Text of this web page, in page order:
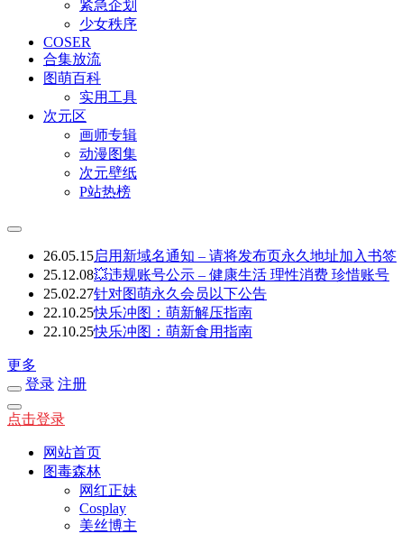
紧急企划
少女秩序
COSER
合集放流
图萌百科
实用工具
次元区
画师专辑
动漫图集
次元壁纸
P站热榜
26.05.15启用新域名通知 – 请将发布页永久地址加入书签
25.12.08💥违规账号公示 – 健康生活 理性消费 珍惜账号
25.02.27针对图萌永久会员以下公告
22.10.25快乐冲图：萌新解压指南
22.10.25快乐冲图：萌新食用指南
更多
登录 注册
点击登录
网站首页
图毒森林
网红正妹
Cosplay
美丝博主